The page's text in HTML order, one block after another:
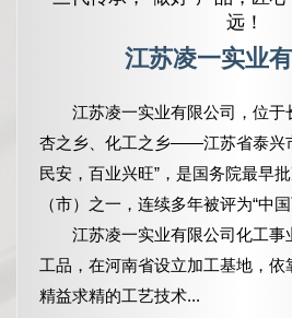
远！
江苏凌一实业
江苏凌一实业有限公司， 位于
杏之乡、化工之乡——江苏省泰兴
民安，百业兴旺”，是国务院最早
（市）之一，连续多年被评为“中国
江苏凌一实业有限公司化工事
工品，在河南省设立加工基地，依
精益求精的工艺技术...